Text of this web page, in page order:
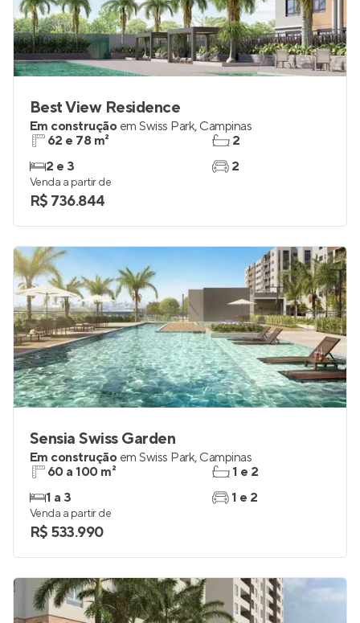
Best View Residence
Em construção em Swiss Park, Campinas
62 e 78 m²
2 e 3
2
2
Venda a partir de
R$ 736.844
Sensia Swiss Garden
Em construção em Swiss Park, Campinas
60 a 100 m²
1 a 3
1 e 2
1 e 2
Venda a partir de
R$ 533.990